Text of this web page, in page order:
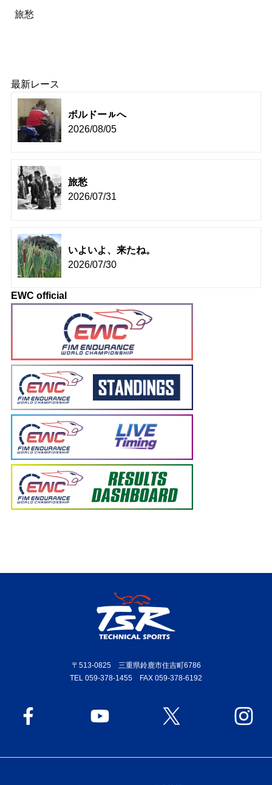
旅愁
最新レース
ボルドーㇽへ
2026/08/05
旅愁
2026/07/31
いよいよ、来たね。
2026/07/30
EWC official
〒513-0825 三重県鈴鹿市住吉町6786
TEL 059-378-1455 FAX 059-378-6192